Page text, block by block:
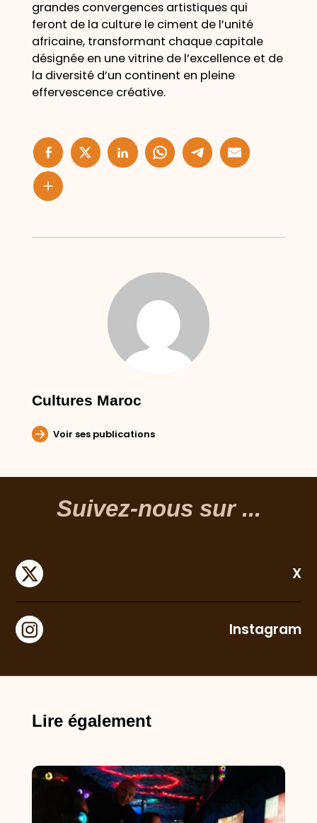
grandes convergences artistiques qui
feront de la culture le ciment de l’unité
africaine, transformant chaque capitale
désignée en une vitrine de l’excellence et de
la diversité d’un continent en pleine
effervescence créative.
Cultures Maroc
Voir ses publications
Suivez-nous sur ...
X
Instagram
Lire également